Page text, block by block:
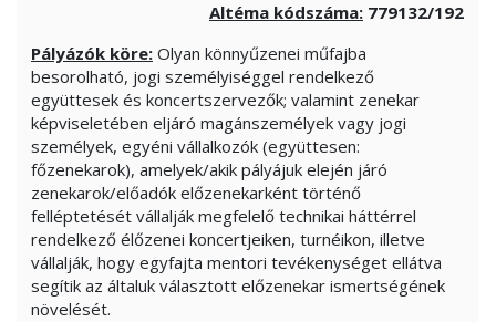
Altéma kódszáma: 779132/192
Pályázók köre: Olyan könnyűzenei műfajba
besorolható, jogi személyiséggel rendelkező
együttesek és koncertszervezők; valamint zenekar
képviseletében eljáró magánszemélyek vagy jogi
személyek, egyéni vállalkozók (együttesen:
főzenekarok), amelyek/akik pályájuk elején járó
zenekarok/előadók előzenekarként történő
felléptetését vállalják megfelelő technikai háttérrel
rendelkező élőzenei koncertjeiken, turnéikon, illetve
vállalják, hogy egyfajta mentori tevékenységet ellátva
segítik az általuk választott előzenekar ismertségének
növelését.